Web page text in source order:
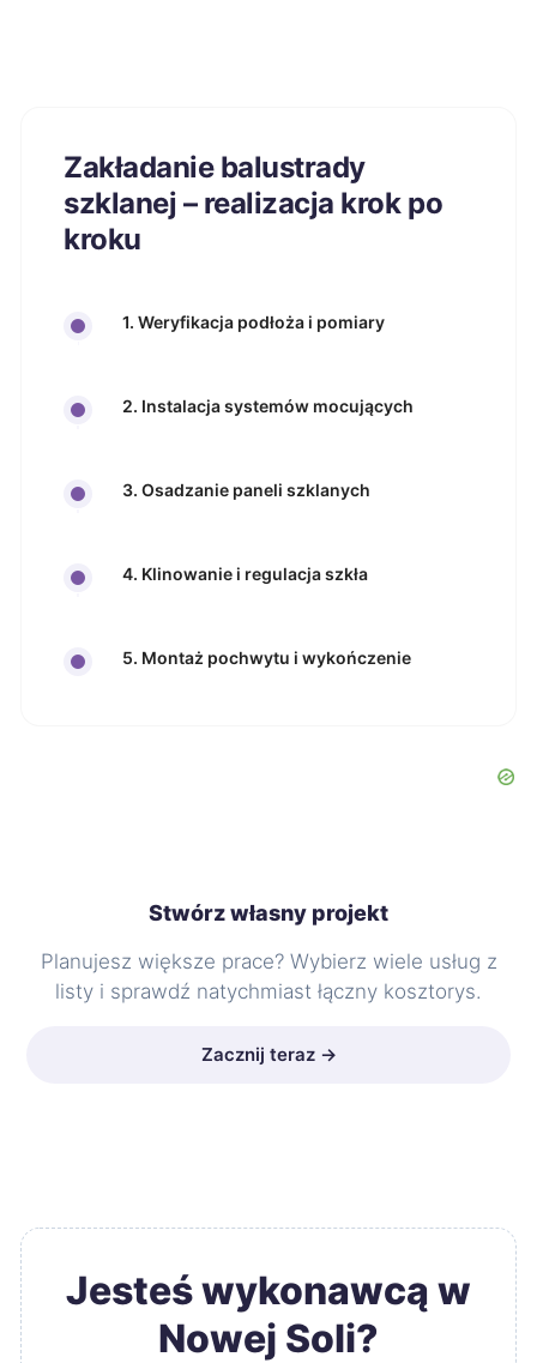
Zakładanie balustrady
szklanej – realizacja krok po
kroku
1. Weryfikacja podłoża i pomiary
2. Instalacja systemów mocujących
3. Osadzanie paneli szklanych
4. Klinowanie i regulacja szkła
5. Montaż pochwytu i wykończenie
Stwórz własny projekt
Planujesz większe prace? Wybierz wiele usług z
listy i sprawdź natychmiast łączny kosztorys.
Zacznij teraz →
Jesteś wykonawcą w
Nowej Soli?